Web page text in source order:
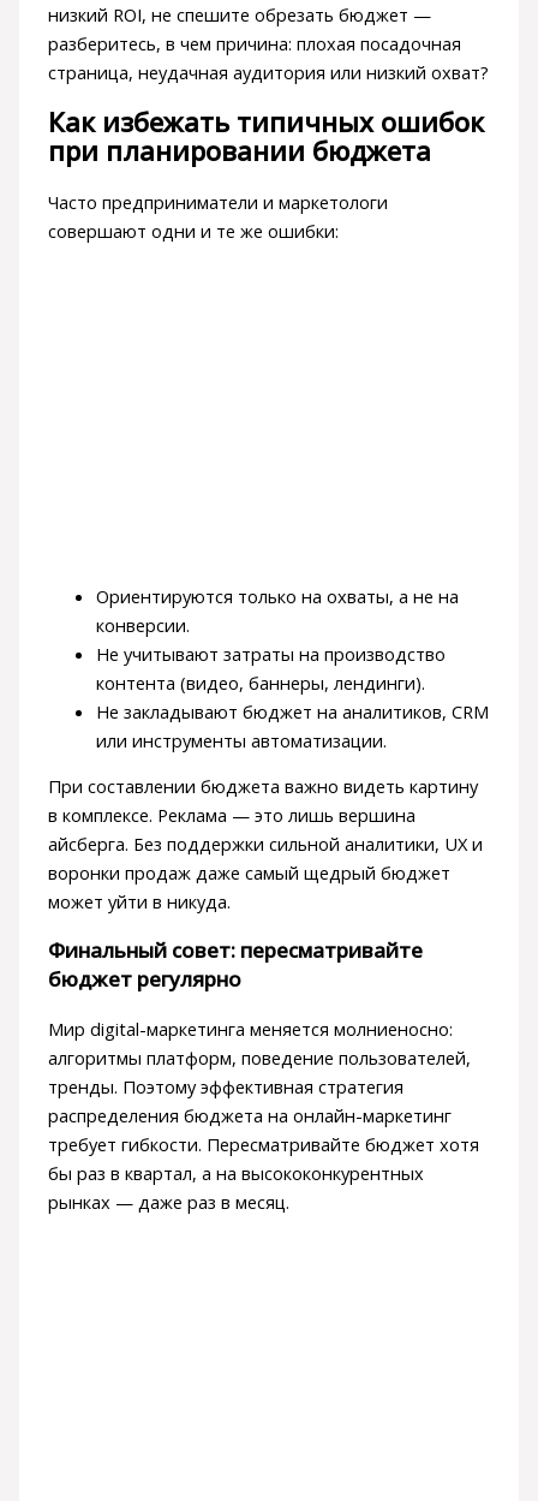
низкий ROI, не спешите обрезать бюджет —
разберитесь, в чем причина: плохая посадочная
страница, неудачная аудитория или низкий охват?
Как избежать типичных ошибок
при планировании бюджета
Часто предприниматели и маркетологи
совершают одни и те же ошибки:
Ориентируются только на охваты, а не на
конверсии.
Не учитывают затраты на производство
контента (видео, баннеры, лендинги).
Не закладывают бюджет на аналитиков, CRM
или инструменты автоматизации.
При составлении бюджета важно видеть картину
в комплексе. Реклама — это лишь вершина
айсберга. Без поддержки сильной аналитики, UX и
воронки продаж даже самый щедрый бюджет
может уйти в никуда.
Финальный совет: пересматривайте
бюджет регулярно
Мир digital-маркетинга меняется молниеносно:
алгоритмы платформ, поведение пользователей,
тренды. Поэтому эффективная стратегия
распределения бюджета на онлайн-маркетинг
требует гибкости. Пересматривайте бюджет хотя
бы раз в квартал, а на высококонкурентных
рынках — даже раз в месяц.